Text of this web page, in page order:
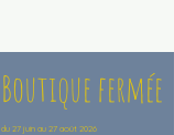
Boutique fermée
du 27 juin au 27 août 2026